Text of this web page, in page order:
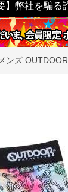
】弊社を騙
ンズ